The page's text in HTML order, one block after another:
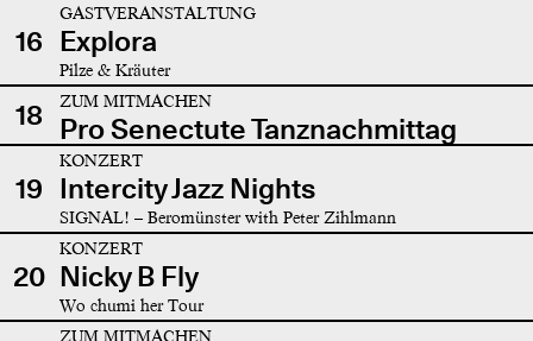
16
GASTVERANSTALTUNG
Explora
Pilze & Kräuter
18 ZUM MITMACHEN
Pro Senectute Tanznachmittag
19
KONZERT
Intercity Jazz Nights
SIGNAL! – Beromünster with Peter Zihlmann
20
KONZERT
Nicky B Fly
Wo chumi her Tour
ZUM MITMACHEN